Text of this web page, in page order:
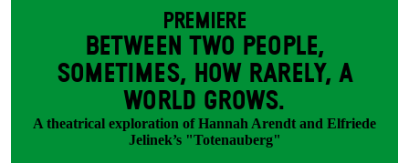
PREMIERE
BETWEEN TWO PEOPLE,
SOMETIMES, HOW RARELY, A
WORLD GROWS.
A theatrical exploration of Hannah Arendt and Elfriede
Jelinek’s "Totenauberg"